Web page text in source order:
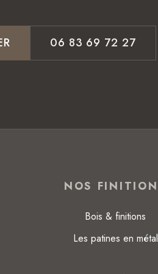
06 83 69 72 27
NOS
Bois & finitions
Les patines en métal